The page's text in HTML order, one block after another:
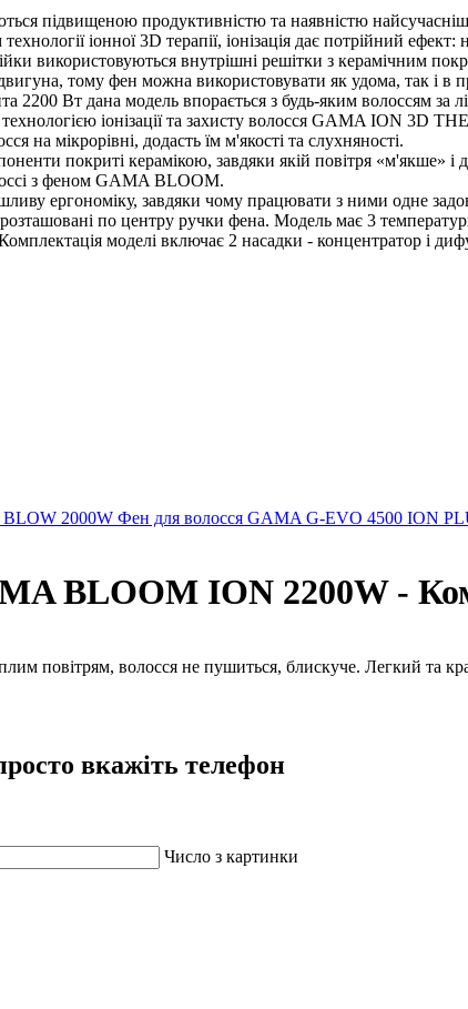
підвищеною продуктивністю та наявністю
іонної 3D терапії, іонізація дає потрійний
використовуються внутрішні решітки з керамічним
тому фен можна використовувати як удома, так і
2200 Вт дана модель впорається з будь-яким волоссям
іонізації та захисту волосся GAMA ION 3D
на мікрорівні, додасть їм м'якості та слухняності.
покриті керамікою, завдяки якій повітря «м'якше»
з феном GAMA BLOOM.
ергономіку, завдяки чому працювати з ними одне
по центру ручки фена. Модель має 3
моделі включає 2 насадки - концентратор і
2000W Фен для волосся GAMA G-EVO 4500 ION
BLOOM ION 2200W -
повітрям, волосся не пушиться, блискуче. Легкий та
вкажіть телефон
Число з картинки